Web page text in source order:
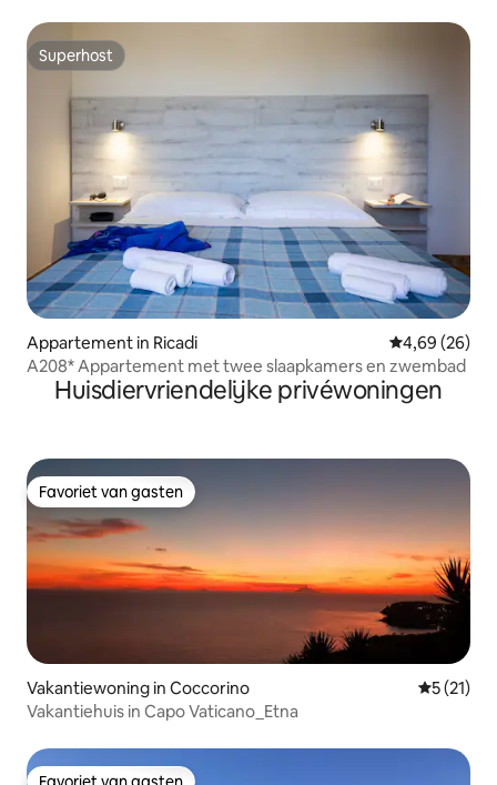
Superhost
Superhost
Appartement in Ricadi Gemiddelde
4,69 (26)
A208* Appartement met twee slaapkamers en zwembad
Huisdiervriendelijke privéwoningen
Favoriet van gasten
Favoriet van gasten
Vakantiewoning in Coccorino
5 (21)
Vakantiehuis in Capo Vaticano_Etna